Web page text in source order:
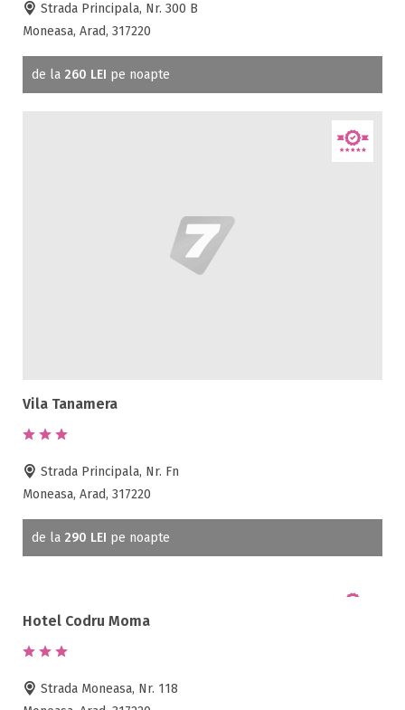
Ferma proprie
Foisor in curte
Frigider
Ping-Pong
Piscina
Room service
Sala de conferinte
Sala de fitness
Sala de mese
Sauna
Scaun bebelus
Seif la receptie
Strada Principala, Nr. 300 B
Moneasa, Arad, 317220
de la 260 LEI pe noapte
Vila Tanamera
Strada Principala, Nr. Fn
Moneasa, Arad, 317220
de la 290 LEI pe noapte
Hotel Codru Moma
Strada Moneasa, Nr. 118